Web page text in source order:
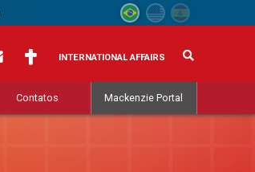
INTERNATIONAL AFFAIRS
Contatos Mackenzie Portal